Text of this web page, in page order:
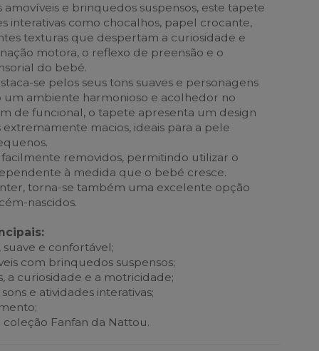
e brinquedos suspensos, este tapete
interativas como chocalhos, papel crocante,
texturas que despertam a curiosidade e
motora, o reflexo de preensão e o
do bebé.
se pelos seus tons suaves e personagens
ambiente harmonioso e acolhedor no
de funcional, o tapete apresenta um design
macios, ideais para a pele
removidos, permitindo utilizar o
à medida que o bebé cresce.
torna-se também uma excelente opção
nascidos.
e confortável;
com brinquedos suspensos;
a curiosidade e a motricidade;
e atividades interativas;
Fanfan da Nattou.